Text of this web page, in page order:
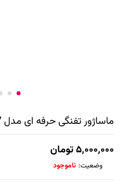
ماساژور تفنگی حرفه ای مدل 7017
۵,۰۰۰,۰۰۰تومان
وضعیت: ناموجود